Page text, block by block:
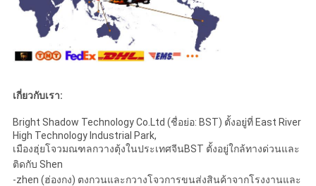
เกี่ยวกับเรา:
Bright Shadow Technology Co.Ltd (ชื่อย่อ: BST) ตั้งอยู่ที่ East River
High Technology Industrial Park,
เมืองฮุ่ยโจวมณฑลกวางตุ้งในประเทศจีนBST ตั้งอยู่ใกล้ทางด่วนและ
ติดกับ Shen
-zhen (ฮ่องกง) ตงกวนและกวางโจวการขนส่งสินค้าจากโรงงานและ